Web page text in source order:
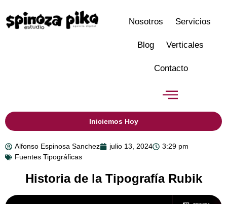
Nosotros Servicios
Blog Verticales
Contacto
Iniciemos Hoy
Alfonso Espinosa Sanchez julio 13, 2024
3:29 pm
Fuentes Tipográficas
Historia de la Tipografía Rubik